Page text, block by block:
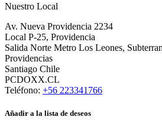
Nuestro Local
Av. Nueva Providencia 2234
Local P-25, Providencia
Salida Norte Metro Los Leones,
Providencias
Santiago Chile
PCDOXX.CL
Teléfono: +56 223341766
Añadir a la lista de deseos